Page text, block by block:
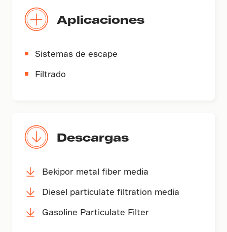
Aplicaciones
Sistemas de escape
Filtrado
Descargas
Bekipor metal fiber media
Diesel particulate filtration media
Gasoline Particulate Filter